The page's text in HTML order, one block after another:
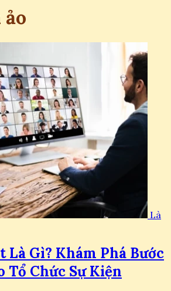
Là
Gì? Khám Phá Bước
Tổ Chức Sự Kiện